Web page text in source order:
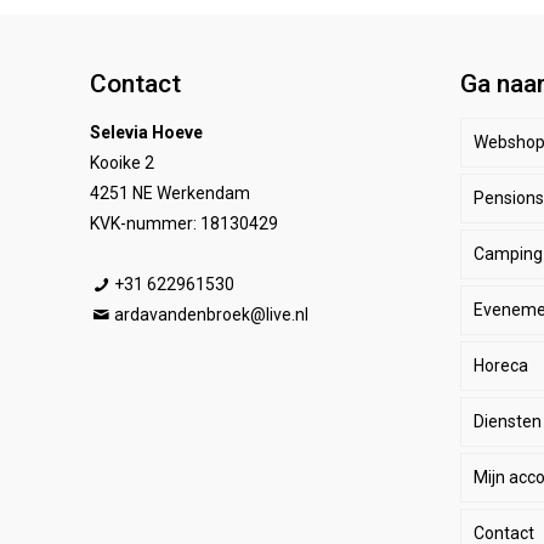
Contact
Selevia Hoeve
Kooike 2
4251 NE Werkendam
KVK-nummer: 18130429
+31 622961530
ardavandenbroek@live.nl
Ga
Webshop
Paard
Ruiter
Stal
SALE
Camping
Horeca
Diensten
Mijn
Contact